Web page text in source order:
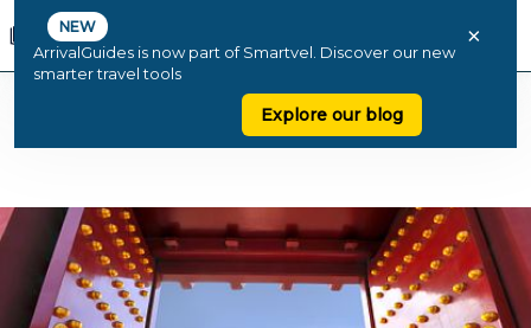
NEW
ArrivalGuides is now part of Smartvel. Discover our new
smarter travel tools
Explore our blog
×